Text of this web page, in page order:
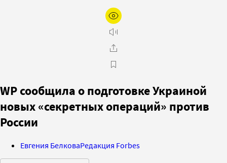
WP сообщила о подготовке Украиной
новых «секретных операций» против
России
Евгения БелковаРедакция Forbes